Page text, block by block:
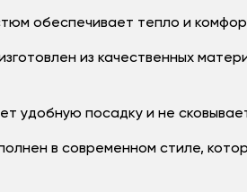
обеспечивает тепло и
из качественных
удобную посадку и не
в современном стиле,